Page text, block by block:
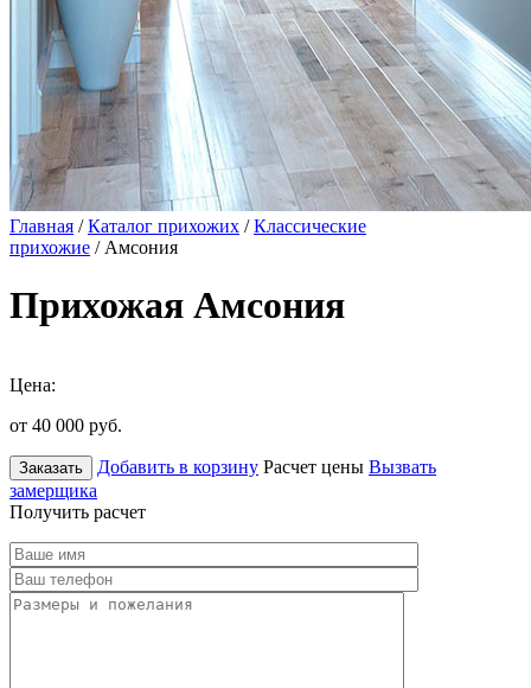
Главная /Каталог прихожих /Классические
прихожие / Амсония
Прихожая Амсония
Цена:
от 40 000 руб.
Заказать Добавить в корзину Расчет цены Вызвать
замерщика
Получить расчет